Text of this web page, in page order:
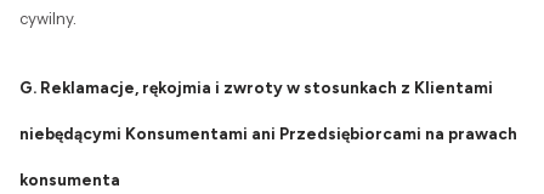
cywilny.
G. Reklamacje, rękojmia i zwroty w stosunkach z Klientami
niebędącymi Konsumentami ani Przedsiębiorcami na prawach
konsumenta